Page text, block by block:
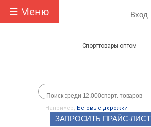
☰ Меню Вход
Спорттовары оптом
Например, Беговые дорожки
ЗАПРОСИТЬ ПРАЙС-ЛИСТ